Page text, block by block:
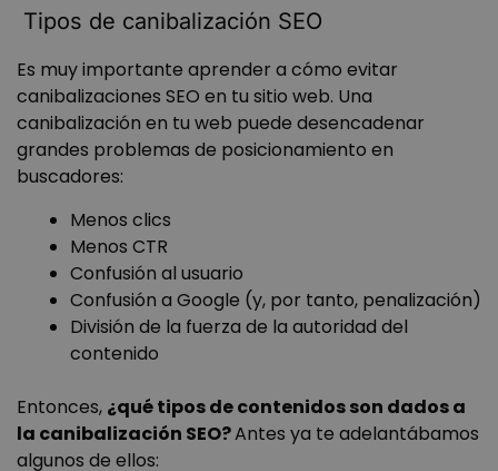
Tipos de canibalización SEO
Es muy importante aprender a cómo evitar
canibalizaciones SEO en tu sitio web. Una
canibalización en tu web puede desencadenar
grandes problemas de posicionamiento en
buscadores:
Menos clics
Menos CTR
Confusión al usuario
Confusión a Google (y, por tanto, penalización)
División de la fuerza de la autoridad del
contenido
Entonces, ¿qué tipos de contenidos son dados a
la canibalización SEO?Antes ya te adelantábamos
algunos de ellos: